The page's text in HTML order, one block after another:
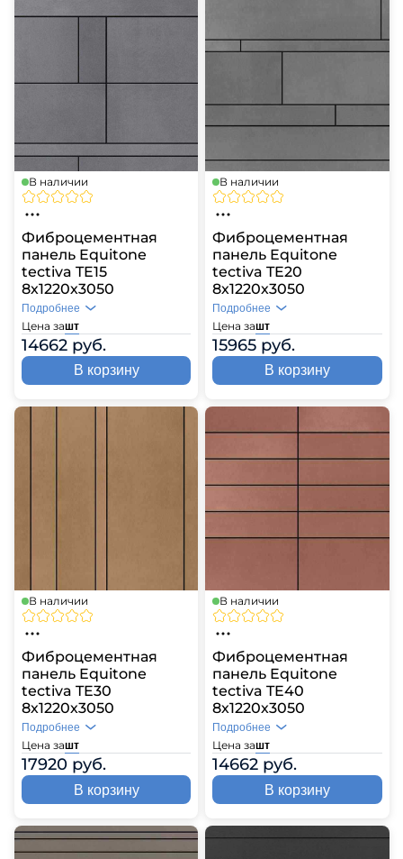
В наличии
Фиброцементная
панель Equitone
tectiva TE15
8х1220х3050
Цена зашт
14662 руб.
Подробнее
В корзину
В наличии
Фиброцементная
панель Equitone
tectiva TE20
8х1220х3050
Цена зашт
15965 руб.
Подробнее
В корзину
В наличии
Фиброцементная
панель Equitone
tectiva TE30
8х1220х3050
Цена зашт
17920 руб.
Подробнее
В корзину
В наличии
Фиброцементная
панель Equitone
tectiva TE40
8х1220х3050
Цена зашт
14662 руб.
Подробнее
В корзину